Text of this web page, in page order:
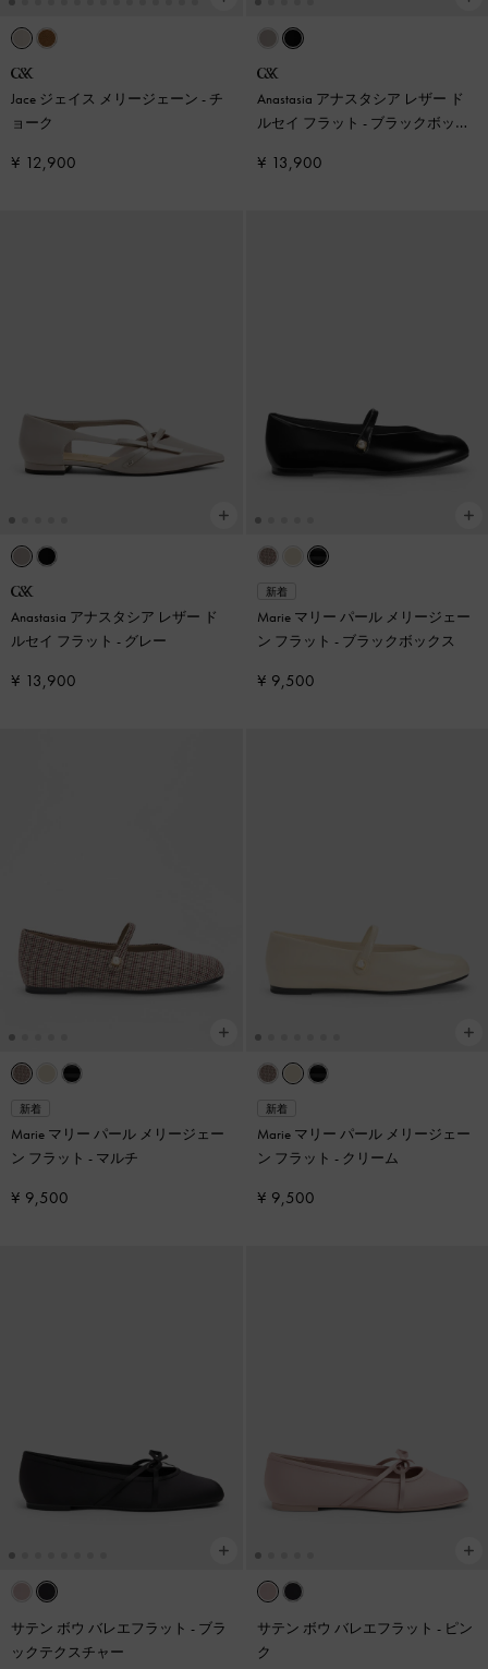
Jace ジェイス メリージェーン - チ
ョーク
¥ 12,900
Anastasia アナスタシア レザー ド
ルセイ フラット - ブラックボック
¥ 13,900
Anastasia アナスタシア レザー ド
ルセイ フラット - グレー
¥ 13,900
新着
Marie マリー パール メリージェー
ン フラット - ブラックボックス
¥ 9,500
新着
Marie マリー パール メリージェー
ン フラット - マルチ
¥ 9,500
新着
Marie マリー パール メリージェー
ン フラット - クリーム
¥ 9,500
サテン ボウ バレエフラット - ブラ
ックテクスチャー
サテン ボウ バレエフラット - ピン
ク